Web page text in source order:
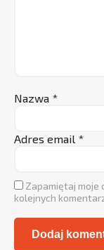
Nazwa *
Adres email *
Zapamiętaj moje
kolejnych